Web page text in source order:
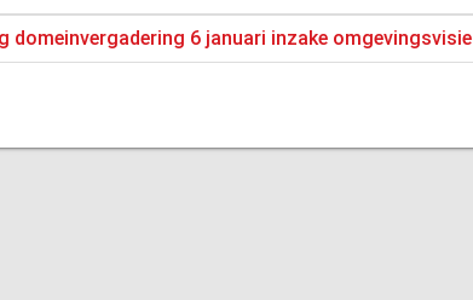
domeinvergadering 6 januari inzake omgevingsvisie